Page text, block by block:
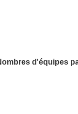
d'équipes